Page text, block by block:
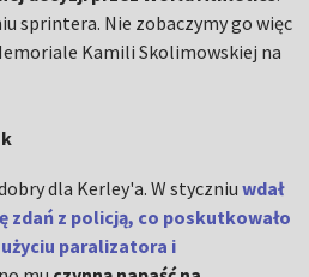
sprintera. Nie zobaczymy go więc
Kamili Skolimowskiej na
dla Kerley'a. W styczniuwdał
zdań z policją, co poskutkowało
paralizatora i